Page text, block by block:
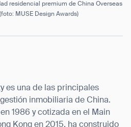
residencial premium de China Overseas
MUSE Design Awards)
es una de las principales
inmobiliaria de China.
1986 y cotizada en el Main
Kong en 2015, ha construido